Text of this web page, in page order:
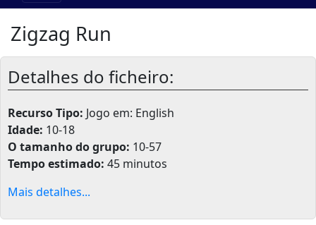
Zigzag Run
Detalhes do ficheiro:
Recurso Tipo: Jogo em: English
Idade: 10-18
O tamanho do grupo: 10-57
Tempo estimado: 45 minutos
Mais detalhes...